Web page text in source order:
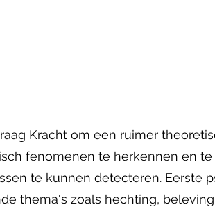
Kracht om een ruimer
fenomenen te herkennen en
te kunnen detecteren. Eerste
thema's zoals hechting, beleving